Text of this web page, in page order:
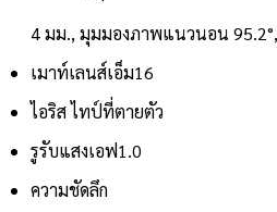
4 มม., มุมมองภาพแนวนอน
เมาท์เลนส์เอ็ม16
ไอริส ไทป์ที่ตายตัว
รูรับแสงเอฟ1.0
ความชัดลึก